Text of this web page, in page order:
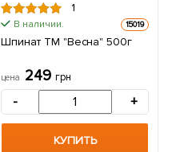
1
В наличии. 15019
Шпинат ТМ "Весна" 500г
цена 249 грн
- +
КУПИТЬ